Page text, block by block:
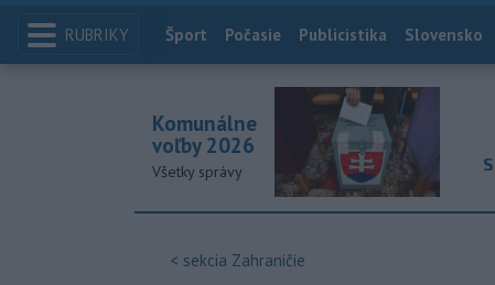
RUBRIKY Index
Šport Počasie Publicistika Slovensko
Komunálne
voľby 2026
Všetky správy
< sekcia Zahraničie